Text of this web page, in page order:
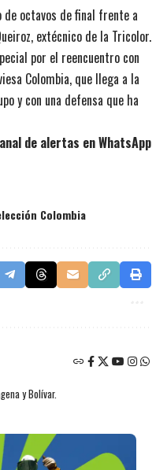
de octavos de final frente a
extécnico de la Tricolor.
por el reencuentro con
Colombia, que llega a la
y con una defensa que ha
de alertas en WhatsApp
Colombia
y Bolívar.